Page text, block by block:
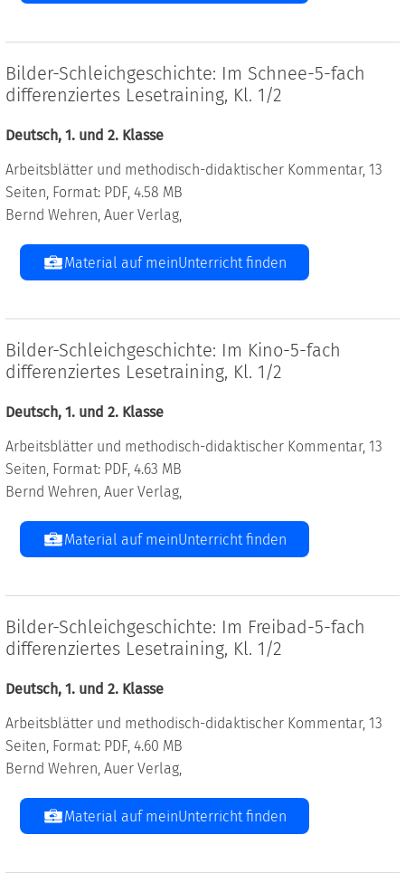
Bilder-Schleichgeschichte: Im Schnee-5-fach
differenziertes Lesetraining, Kl. 1/2
Deutsch, 1. und 2. Klasse
Arbeitsblätter und methodisch-didaktischer Kommentar, 13
Seiten, Format: PDF, 4.58 MB
Bernd Wehren, Auer Verlag,
Material auf meinUnterricht finden
Bilder-Schleichgeschichte: Im Kino-5-fach
differenziertes Lesetraining, Kl. 1/2
Deutsch, 1. und 2. Klasse
Arbeitsblätter und methodisch-didaktischer Kommentar, 13
Seiten, Format: PDF, 4.63 MB
Bernd Wehren, Auer Verlag,
Material auf meinUnterricht finden
Bilder-Schleichgeschichte: Im Freibad-5-fach
differenziertes Lesetraining, Kl. 1/2
Deutsch, 1. und 2. Klasse
Arbeitsblätter und methodisch-didaktischer Kommentar, 13
Seiten, Format: PDF, 4.60 MB
Bernd Wehren, Auer Verlag,
Material auf meinUnterricht finden